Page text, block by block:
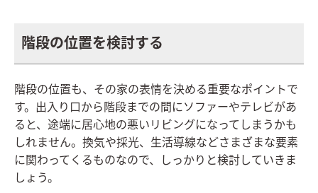
階段の位置を検討する
階段の位置も、その家の表情を決める重要なポイントで
す。出入り口から階段までの間にソファーやテレビがあ
ると、途端に居心地の悪いリビングになってしまうかも
しれません。換気や採光、生活導線などさまざまな要素
に関わってくるものなので、しっかりと検討していきま
しょう。